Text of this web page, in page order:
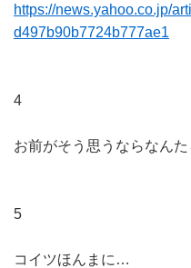
https://news.yahoo.co.jp/
d497b90b7724b777ae1
4
お前がそう思うならなんた
5
コイツほんまに…